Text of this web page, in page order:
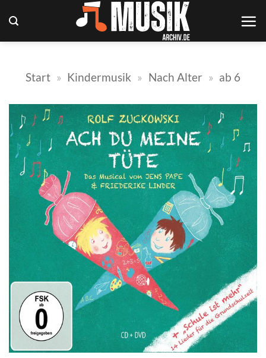
Inhalt
springen
Start » Kindermusik » Nach Alter » ab 6